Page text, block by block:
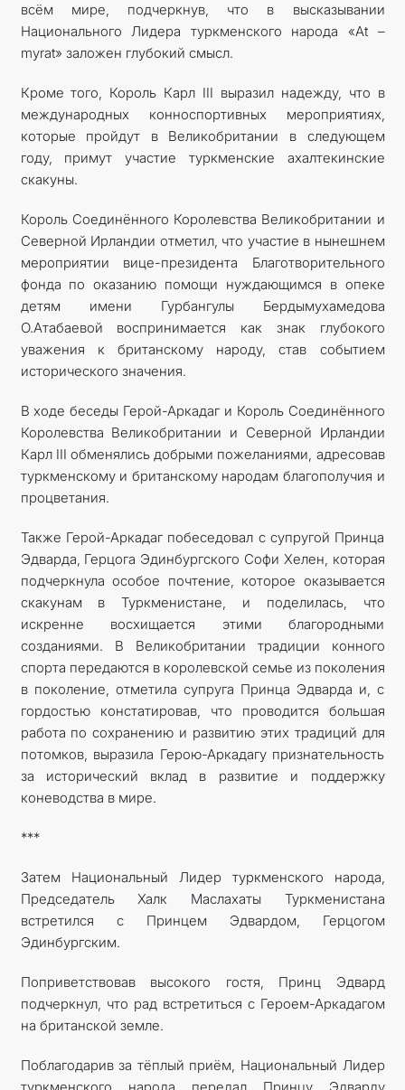
всём мире, подчеркнув, что в высказывании
Национального Лидера туркменского народа «At –
myrat» заложен глубокий смысл.
Кроме того, Король Карл III выразил надежду, что в
международных конноспортивных мероприятиях,
которые пройдут в Великобритании в следующем
году, примут участие туркменские ахалтекинские
скакуны.
Король Соединённого Королевства Великобритании и
Северной Ирландии отметил, что участие в нынешнем
мероприятии вице-президента Благотворительного
фонда по оказанию помощи нуждающимся в опеке
детям имени Гурбангулы Бердымухамедова
О.Атабаевой воспринимается как знак глубокого
уважения к британскому народу, став событием
исторического значения.
В ходе беседы Герой-Аркадаг и Король Соединённого
Королевства Великобритании и Северной Ирландии
Карл III обменялись добрыми пожеланиями, адресовав
туркменскому и британскому народам благополучия и
процветания.
Также Герой-Аркадаг побеседовал с супругой Принца
Эдварда, Герцога Эдинбургского Софи Хелен, которая
подчеркнула особое почтение, которое оказывается
скакунам в Туркменистане, и поделилась, что
искренне восхищается этими благородными
созданиями. В Великобритании традиции конного
спорта передаются в королевской семье из поколения
в поколение, отметила супруга Принца Эдварда и, с
гордостью констатировав, что проводится большая
работа по сохранению и развитию этих традиций для
потомков, выразила Герою-Аркадагу признательность
за исторический вклад в развитие и поддержку
коневодства в мире.
***
Затем Национальный Лидер туркменского народа,
Председатель Халк Маслахаты Туркменистана
встретился с Принцем Эдвардом, Герцогом
Эдинбургским.
Поприветствовав высокого гостя, Принц Эдвард
подчеркнул, что рад встретиться с Героем-Аркадагом
на британской земле.
Поблагодарив за тёплый приём, Национальный Лидер